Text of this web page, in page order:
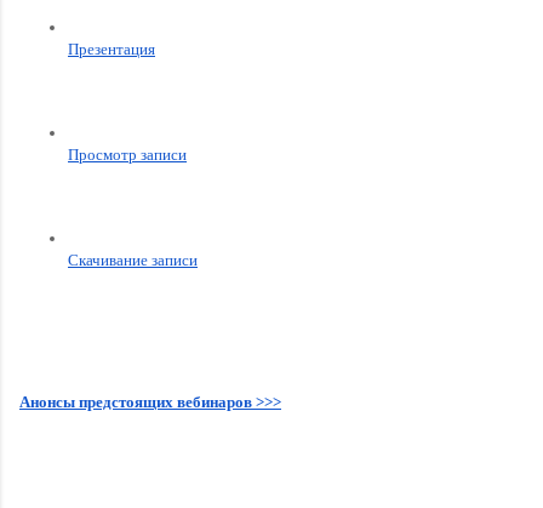
Презентация
Просмотр записи
Скачивание записи
Анонсы предстоящих вебинаров >>>